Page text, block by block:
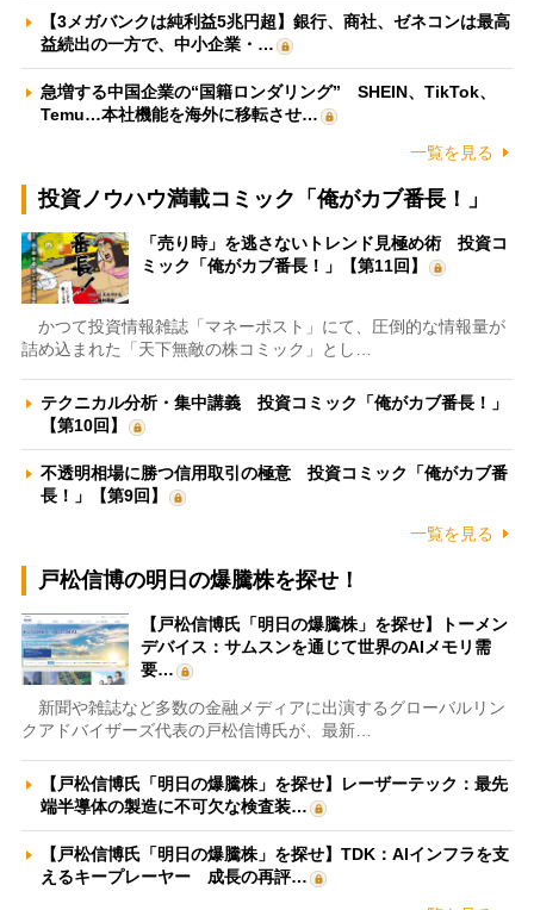
【3メガバンクは純利益5兆円超】銀行、商社、ゼネコンは最高
益続出の一方で、中小企業・…
急増する中国企業の“国籍ロンダリング” SHEIN、TikTok、
Temu…本社機能を海外に移転させ…
一覧を見る
投資ノウハウ満載コミック「俺がカブ番長！」
「売り時」を逃さないトレンド見極め術 投資コ
ミック「俺がカブ番長！」【第11回】
かつて投資情報雑誌「マネーポスト」にて、圧倒的な情報量が
詰め込まれた「天下無敵の株コミック」とし…
テクニカル分析・集中講義 投資コミック「俺がカブ番長！」
【第10回】
不透明相場に勝つ信用取引の極意 投資コミック「俺がカブ番
長！」【第9回】
一覧を見る
戸松信博の明日の爆騰株を探せ！
【戸松信博氏「明日の爆騰株」を探せ】トーメン
デバイス：サムスンを通じて世界のAIメモリ需
要…
新聞や雑誌など多数の金融メディアに出演するグローバルリン
クアドバイザーズ代表の戸松信博氏が、最新…
【戸松信博氏「明日の爆騰株」を探せ】レーザーテック：最先
端半導体の製造に不可欠な検査装…
【戸松信博氏「明日の爆騰株」を探せ】TDK：AIインフラを支
えるキープレーヤー 成長の再評…